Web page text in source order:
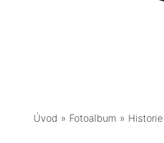
Úvod » Fotoalbum » Historie